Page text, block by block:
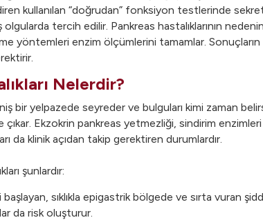
kullanılan “doğrudan” fonksiyon testlerinde
tercih edilir. Pankreas hastalıklarının
yöntemleri enzim ölçümlerini tamamlar.
Nelerdir?
bir yelpazede seyreder ve bulguları kimi zaman
Ekzokrin pankreas yetmezliği, sindirim
da klinik açıdan takip gerektiren durumlardır.
şunlardır:
başlayan, sıklıkla epigastrik bölgede ve sırta vuran
da risk oluşturur.